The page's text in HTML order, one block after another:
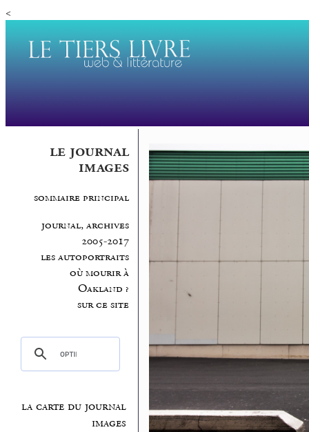
<
le journal
images
sommaire principal
journal, archives
2005-2017
les autoportraits
où mourir à
Oakland ?
sur ce site
la carte du journal
images